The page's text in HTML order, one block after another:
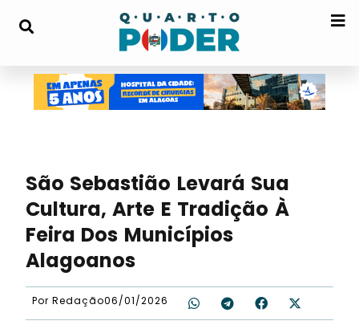
São Sebastião Levará Sua
Cultura, Arte E Tradição À
Feira Dos Municípios
Alagoanos
Por Redação06/01/2026